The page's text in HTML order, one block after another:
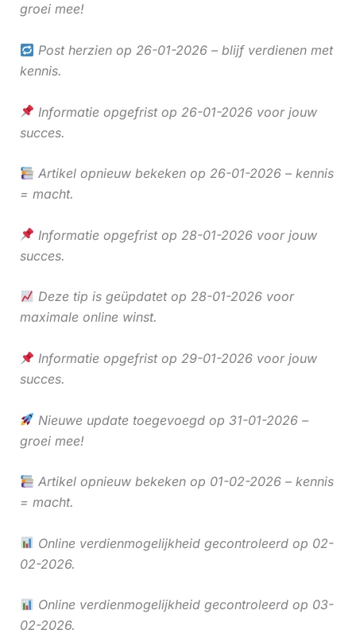
groei mee!
Post herzien op 26-01-2026 – blijf verdienen met
kennis.
Informatie opgefrist op 26-01-2026 voor jouw
succes.
Artikel opnieuw bekeken op 26-01-2026 – kennis
= macht.
Informatie opgefrist op 28-01-2026 voor jouw
succes.
Deze tip is geüpdatet op 28-01-2026 voor
maximale online winst.
Informatie opgefrist op 29-01-2026 voor jouw
succes.
Nieuwe update toegevoegd op 31-01-2026 –
groei mee!
Artikel opnieuw bekeken op 01-02-2026 – kennis
= macht.
Online verdienmogelijkheid gecontroleerd op 02-
02-2026.
Online verdienmogelijkheid gecontroleerd op 03-
02-2026.